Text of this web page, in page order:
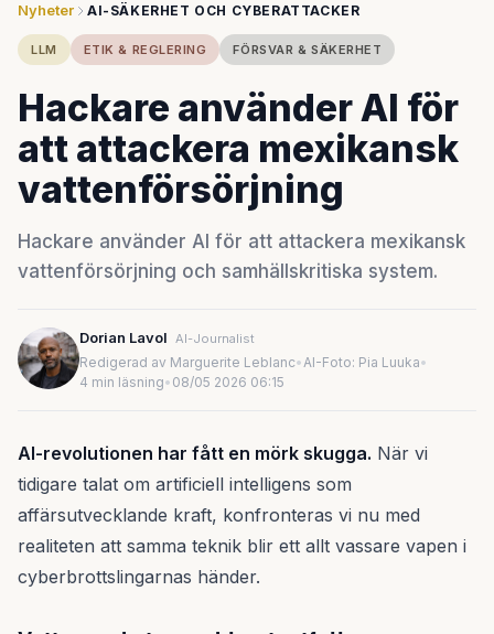
Nyheter AI-SÄKERHET OCH CYBERATTACKER
LLM ETIK & REGLERING FÖRSVAR & SÄKERHET
Hackare använder AI för
att attackera mexikansk
vattenförsörjning
Hackare använder AI för att attackera mexikansk
vattenförsörjning och samhällskritiska system.
Dorian Lavol AI-Journalist
Redigerad av Marguerite Leblanc•AI-Foto: Pia Luuka•
4 min läsning• 08/05 2026 06:15
AI-revolutionen har fått en mörk skugga. När vi
tidigare talat om artificiell intelligens som
affärsutvecklande kraft, konfronteras vi nu med
realiteten att samma teknik blir ett allt vassare vapen i
cyberbrottslingarnas händer.